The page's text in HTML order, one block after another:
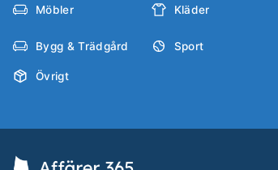
Möbler Kläder
Bygg & Trädgård Sport
Övrigt